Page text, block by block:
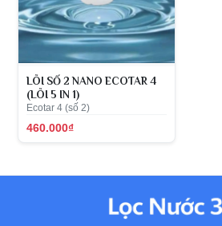
LÕI SỐ 2 NANO ECOTAR 4
(LÕI 5 IN 1)
Ecotar 4 (số 2)
460.000₫